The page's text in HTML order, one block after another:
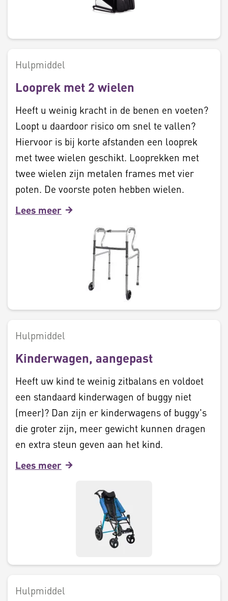
Hulpmiddel
Looprek met 2 wielen
Heeft u weinig kracht in de benen en voeten?
Loopt u daardoor risico om snel te vallen?
Hiervoor is bij korte afstanden een looprek
met twee wielen geschikt. Looprekken met
twee wielen zijn metalen frames met vier
poten. De voorste poten hebben wielen.
Lees meer
Hulpmiddel
Kinderwagen, aangepast
Heeft uw kind te weinig zitbalans en voldoet
een standaard kinderwagen of buggy niet
(meer)? Dan zijn er kinderwagens of buggy's
die groter zijn, meer gewicht kunnen dragen
en extra steun geven aan het kind.
Lees meer
Hulpmiddel